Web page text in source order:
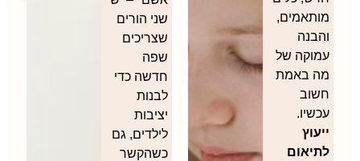
מותאמים,
והבנה
עמוקה של
מה באמת
חשוב
עכשיו.
ייעוץ
לתיאום
שני הורים
שצריכים
שפה
חדשה כדי
לבנות
יציבות
לילדים, גם
כשהקשר